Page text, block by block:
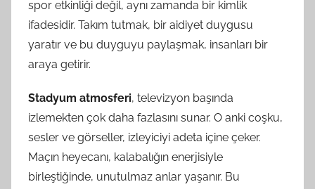
spor etkinliği değil, aynı zamanda bir kimlik
ifadesidir. Takım tutmak, bir aidiyet duygusu
yaratır ve bu duyguyu paylaşmak, insanları bir
araya getirir.
Stadyum atmosferi, televizyon başında
izlemekten çok daha fazlasını sunar. O anki coşku,
sesler ve görseller, izleyiciyi adeta içine çeker.
Maçın heyecanı, kalabalığın enerjisiyle
birleştiğinde, unutulmaz anlar yaşanır. Bu